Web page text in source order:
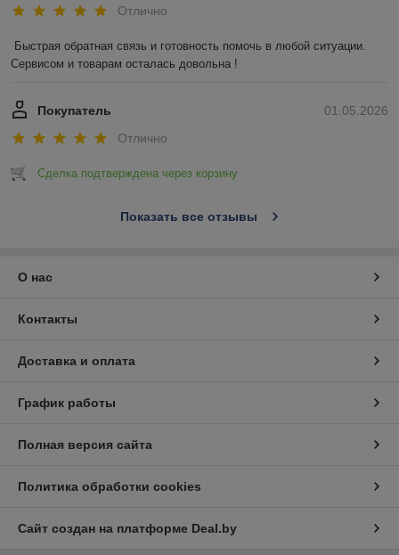
Отлично
Быстрая обратная связь и готовность помочь в любой ситуации.
Сервисом и товарам осталась довольна !
01.05.2026
Покупатель
Отлично
Сделка подтверждена через корзину
Показать все отзывы
О нас
Контакты
Доставка и оплата
График работы
Полная версия сайта
Политика обработки cookies
Сайт создан на платформе Deal.by